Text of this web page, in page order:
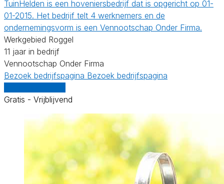
TuinHelden is een hoveniersbedrijf dat is opgericht op 01-
01-2015. Het bedrijf telt 4 werknemers en de
ondernemingsvorm is een Vennootschap Onder Firma.
Werkgebied Roggel
11 jaar in bedrijf
Vennootschap Onder Firma
Bezoek bedrijfspagina Bezoek bedrijfspagina
Gratis - Vrijblijvend